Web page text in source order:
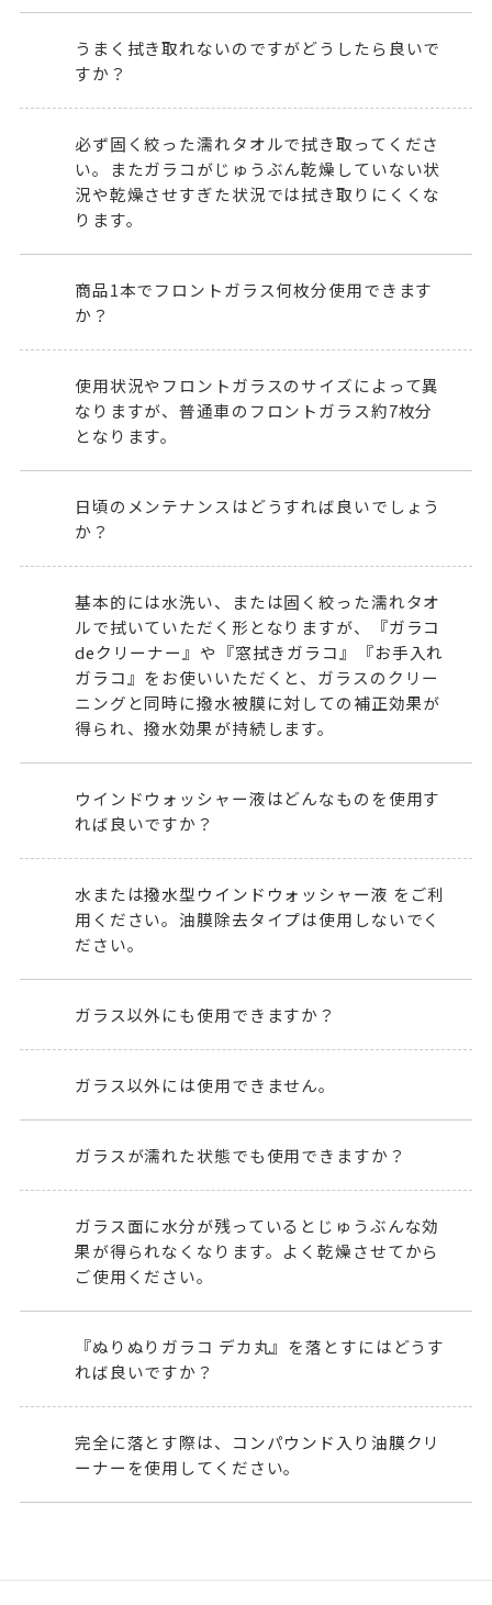
うまく拭き取れないのですがどうしたら良いで
すか？
必ず固く絞った濡れタオルで拭き取ってくださ
い。またガラコがじゅうぶん乾燥していない状
況や乾燥させすぎた状況では拭き取りにくくな
ります。
商品1本でフロントガラス何枚分使用できます
か？
使用状況やフロントガラスのサイズによって異
なりますが、普通車のフロントガラス約7枚分
となります。
日頃のメンテナンスはどうすれば良いでしょう
か？
基本的には水洗い、または固く絞った濡れタオ
ルで拭いていただく形となりますが、『ガラコ
deクリーナー 』や『窓拭きガラコ 』『お手入れ
ガラコ 』をお使いいただくと、ガラスのクリー
ニングと同時に撥水被膜に対しての補正効果が
得られ、撥水効果が持続します。
ウインドウォッシャー液はどんなものを使用す
れば良いですか？
水または撥水型ウインドウォッシャー液 をご利
用ください。油膜除去タイプは使用しないでく
ださい。
ガラス以外にも使用できますか？
ガラス以外には使用できません。
ガラスが濡れた状態でも使用できますか？
ガラス面に水分が残っているとじゅうぶんな効
果が得られなくなります。よく乾燥させてから
ご使用ください。
『ぬりぬりガラコ デカ丸』を落とすにはどうす
れば良いですか？
完全に落とす際は、
コンパウンド入り油膜クリ
ーナーを使用してください。